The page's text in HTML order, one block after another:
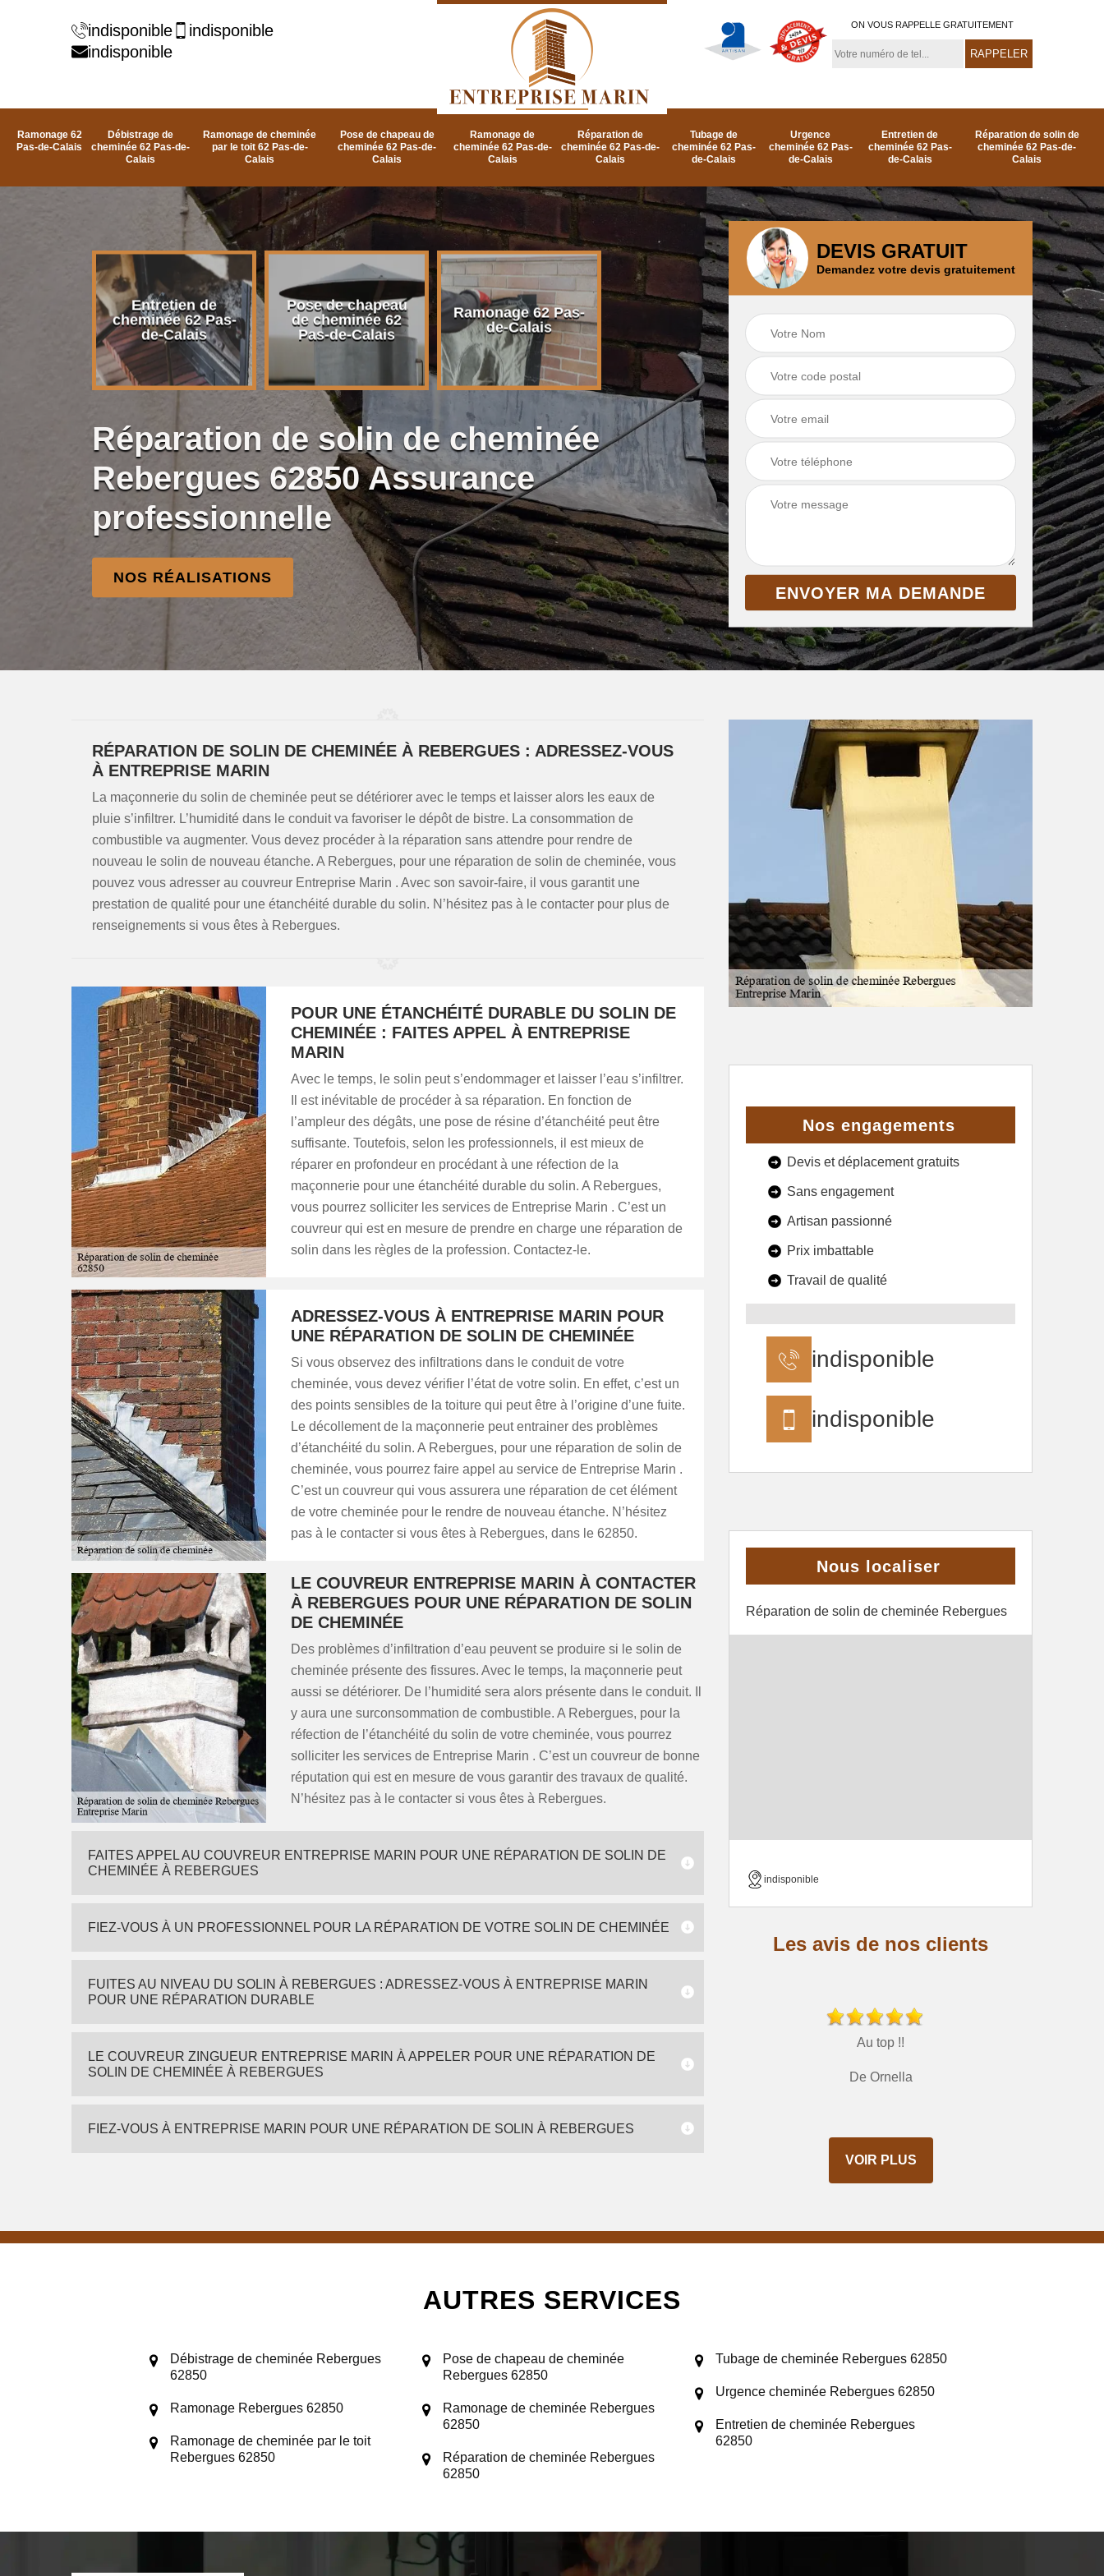
indisponible
indisponible
indisponible
ON VOUS RAPPELLE GRATUITEMENT
Ramonage 62
Pas-de-Calais
Débistrage de
cheminée 62 Pas-de-
Calais
Ramonage de cheminée
par le toit 62 Pas-de-
Calais
Pose de chapeau de
cheminée 62 Pas-de-
Calais
Ramonage de
cheminée 62 Pas-de-
Calais
Réparation de
cheminée 62 Pas-de-
Calais
Tubage de
cheminée 62 Pas-
de-Calais
Urgence
cheminée 62 Pas-
de-Calais
Entretien de
cheminée 62 Pas-
de-Calais
Réparation de solin de
cheminée 62 Pas-de-
Calais
Entretien de
cheminée 62 Pas-
de-Calais
Pose de chapeau
de cheminée 62
Pas-de-Calais
Ramonage 62 Pas-
de-Calais
Ramonage de
cheminée 62 Pas-
de-Calais
62 Pas-de-Calais
Réparation de
cheminée 62 Pas-
de-Calais
Réparation de solin de cheminée
Rebergues 62850 Assurance
professionnelle
NOS RÉALISATIONS
DEVIS GRATUIT
Demandez votre devis gratuitement
RÉPARATION DE SOLIN DE CHEMINÉE À REBERGUES : ADRESSEZ-VOUS
À ENTREPRISE MARIN
La maçonnerie du solin de cheminée peut se détériorer avec le temps et laisser alors les eaux de
pluie s’infiltrer. L’humidité dans le conduit va favoriser le dépôt de bistre. La consommation de
combustible va augmenter. Vous devez procéder à la réparation sans attendre pour rendre de
nouveau le solin de nouveau étanche. A Rebergues, pour une réparation de solin de cheminée, vous
pouvez vous adresser au couvreur Entreprise Marin . Avec son savoir-faire, il vous garantit une
prestation de qualité pour une étanchéité durable du solin. N’hésitez pas à le contacter pour plus de
renseignements si vous êtes à Rebergues.
POUR UNE ÉTANCHÉITÉ DURABLE DU SOLIN DE
CHEMINÉE : FAITES APPEL À ENTREPRISE
MARIN
Avec le temps, le solin peut s’endommager et laisser l’eau s’infiltrer.
Il est inévitable de procéder à sa réparation. En fonction de
l’ampleur des dégâts, une pose de résine d’étanchéité peut être
suffisante. Toutefois, selon les professionnels, il est mieux de
réparer en profondeur en procédant à une réfection de la
maçonnerie pour une étanchéité durable du solin. A Rebergues,
vous pourrez solliciter les services de Entreprise Marin . C’est un
couvreur qui est en mesure de prendre en charge une réparation de
solin dans les règles de la profession. Contactez-le.
ADRESSEZ-VOUS À ENTREPRISE MARIN POUR
UNE RÉPARATION DE SOLIN DE CHEMINÉE
Si vous observez des infiltrations dans le conduit de votre
cheminée, vous devez vérifier l’état de votre solin. En effet, c’est un
des points sensibles de la toiture qui peut être à l’origine d’une fuite.
Le décollement de la maçonnerie peut entrainer des problèmes
d’étanchéité du solin. A Rebergues, pour une réparation de solin de
cheminée, vous pourrez faire appel au service de Entreprise Marin .
C’est un couvreur qui vous assurera une réparation de cet élément
de votre cheminée pour le rendre de nouveau étanche. N’hésitez
pas à le contacter si vous êtes à Rebergues, dans le 62850.
LE COUVREUR ENTREPRISE MARIN À CONTACTER
À REBERGUES POUR UNE RÉPARATION DE SOLIN
DE CHEMINÉE
Des problèmes d’infiltration d’eau peuvent se produire si le solin de
cheminée présente des fissures. Avec le temps, la maçonnerie peut
aussi se détériorer. De l’humidité sera alors présente dans le conduit. Il
y aura une surconsommation de combustible. A Rebergues, pour la
réfection de l’étanchéité du solin de votre cheminée, vous pourrez
solliciter les services de Entreprise Marin . C’est un couvreur de bonne
réputation qui est en mesure de vous garantir des travaux de qualité.
N’hésitez pas à le contacter si vous êtes à Rebergues.
FAITES APPEL AU COUVREUR ENTREPRISE MARIN POUR UNE RÉPARATION DE SOLIN DE
CHEMINÉE À REBERGUES
FIEZ-VOUS À UN PROFESSIONNEL POUR LA RÉPARATION DE VOTRE SOLIN DE CHEMINÉE
FUITES AU NIVEAU DU SOLIN À REBERGUES : ADRESSEZ-VOUS À ENTREPRISE MARIN
POUR UNE RÉPARATION DURABLE
LE COUVREUR ZINGUEUR ENTREPRISE MARIN À APPELER POUR UNE RÉPARATION DE
SOLIN DE CHEMINÉE À REBERGUES
FIEZ-VOUS À ENTREPRISE MARIN POUR UNE RÉPARATION DE SOLIN À REBERGUES
Nos engagements
Devis et déplacement gratuits
Sans engagement
Artisan passionné
Prix imbattable
Travail de qualité
indisponible
indisponible
Nous localiser
Réparation de solin de cheminée Rebergues
indisponible
Les avis de nos clients
Au top !!
De Ornella
VOIR PLUS
AUTRES SERVICES
Débistrage de cheminée Rebergues
62850
Ramonage Rebergues 62850
Ramonage de cheminée par le toit
Rebergues 62850
Pose de chapeau de cheminée
Rebergues 62850
Ramonage de cheminée Rebergues
62850
Réparation de cheminée Rebergues
62850
Tubage de cheminée Rebergues 62850
Urgence cheminée Rebergues 62850
Entretien de cheminée Rebergues
62850